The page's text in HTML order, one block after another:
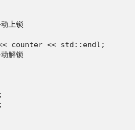
上锁
counter << std::endl;
解锁